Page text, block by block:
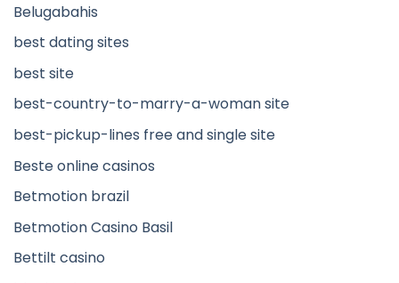
Belugabahis
best dating sites
best site
best-country-to-marry-a-woman site
best-pickup-lines free and single site
Beste online casinos
Betmotion brazil
Betmotion Casino Basil
Bettilt casino